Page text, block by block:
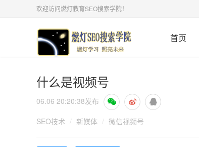
欢迎访问燃灯教育SEO搜索学院！
首页
什么是视频号
06.06 20:20:38发布
SEO技术 / 新媒体 / 微信视频号